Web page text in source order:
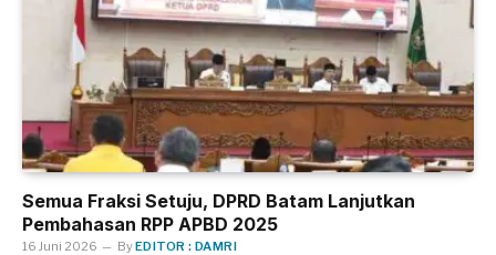
Semua Fraksi Setuju, DPRD Batam Lanjutkan
Pembahasan RPP APBD 2025
16 Juni 2026 ByEDITOR : DAMRI